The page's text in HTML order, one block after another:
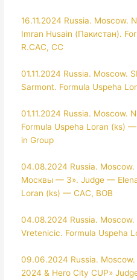
16.11.2024 Russia. Moscow.
Imran Husain (Пакистан).
R.CAC, CC
01.11.2024 Russia. Moscow.
Sarmont. Formula Uspeha
01.11.2024 Russia. Moscow.
Formula Uspeha Loran (ks) —
in Group
04.08.2024 Russia. Moscow.
Москвы — 3». Judge —
Loran (ks) — CAC, BOB
04.08.2024 Russia.
Vretenicic. Formula Uspeha
09.06.2024 Russia. Moscow.
2024 & Hero City CUP»